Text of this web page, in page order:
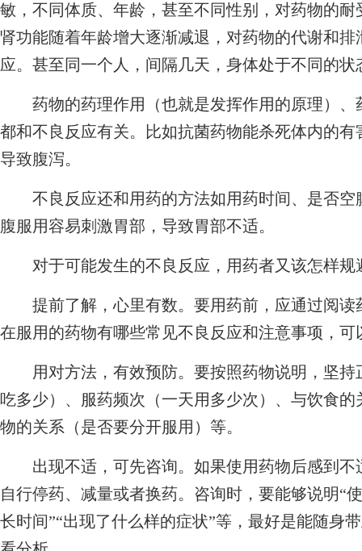
敏，不同体质、年龄，甚至不同性别，对药物的
肾功能随着年龄增大逐渐减退，对药物的代谢和
应。甚至同一个人，间隔几天，身体处于不同的
药物的药理作用（也就是发挥作用的原理）、
都和不良反应有关。比如抗菌药物能杀死体内的
导致腹泻。
不良反应还和用药的方法如用药时间、是否空
腹服用容易刺激胃部，导致胃部不适。
对于可能发生的不良反应，用药者又该怎样规
提前了解，心里有数。要用药前，应通过阅读
在服用的药物有哪些常见不良反应和注意事项，
用对方法，有效预防。要按照药物说明，坚持
吃多少）、服药频次（一天用多少次）、与饮食
物的关系（是否要分开服用）等。
出现不适，可先咨询。如果使用药物后感到不
自行停药、减量或者换药。咨询时，要能够说明“
长时间”“出现了什么样的症状”等，最好是能随身